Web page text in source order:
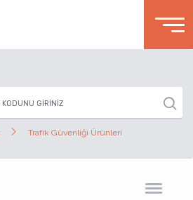
Trafik Güvenliği Ürünleri